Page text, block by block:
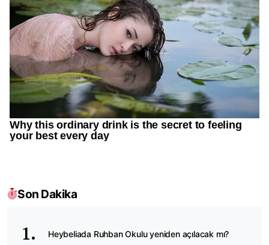
Son Dakika
Heybeliada Ruhban Okulu yeniden açılacak mı?